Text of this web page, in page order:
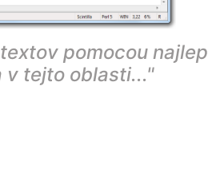
pomocou
v tejto oblasti..."